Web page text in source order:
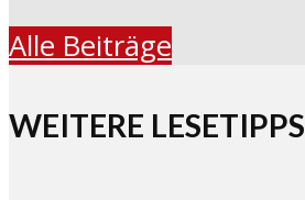
Alle Beiträge
WEITERE LESETIPPS